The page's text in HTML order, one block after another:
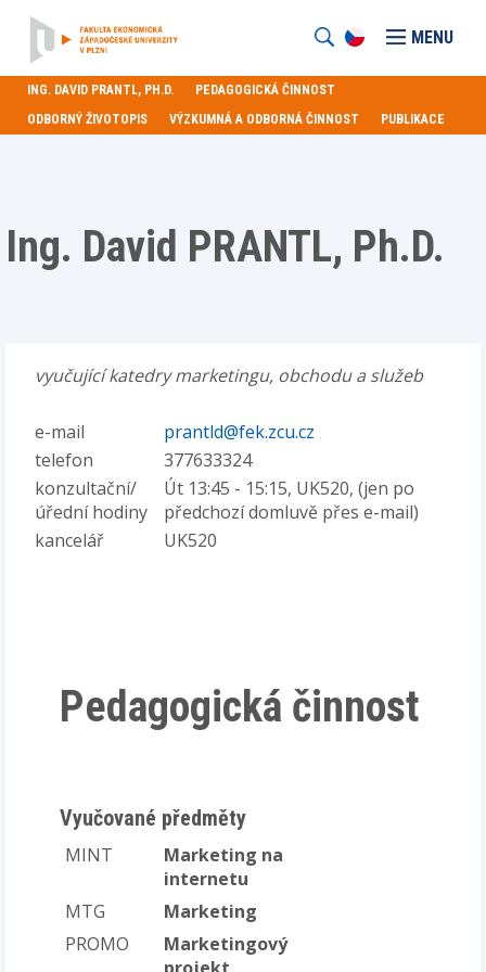
MENU
ING. DAVID PRANTL, PH.D.
PEDAGOGICKÁ ČINNOST
ODBORNÝ ŽIVOTOPIS
VÝZKUMNÁ A ODBORNÁ ČINNOST PUBLIKACE
Ing. David PRANTL, Ph.D.
vyučující katedry marketingu, obchodu a služeb
e-mail
prantld@fek.zcu.cz
telefon
377633324
konzultační/
úřední hodiny
Út 13:45 - 15:15, UK520, (jen po
předchozí domluvě přes e-mail)
kancelář
UK520
Pedagogická činnost
Vyučované předměty
MINT
Marketing na
internetu
MTG
Marketing
PROMO
Marketingový